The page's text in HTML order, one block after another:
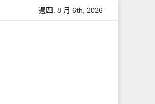
多？高效提升流量的完整教學
週四. 8 月 6th, 2026